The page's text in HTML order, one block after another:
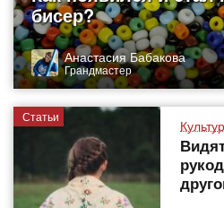
бисер?
Анастасия Бабакова
Грандмастер
Статьи